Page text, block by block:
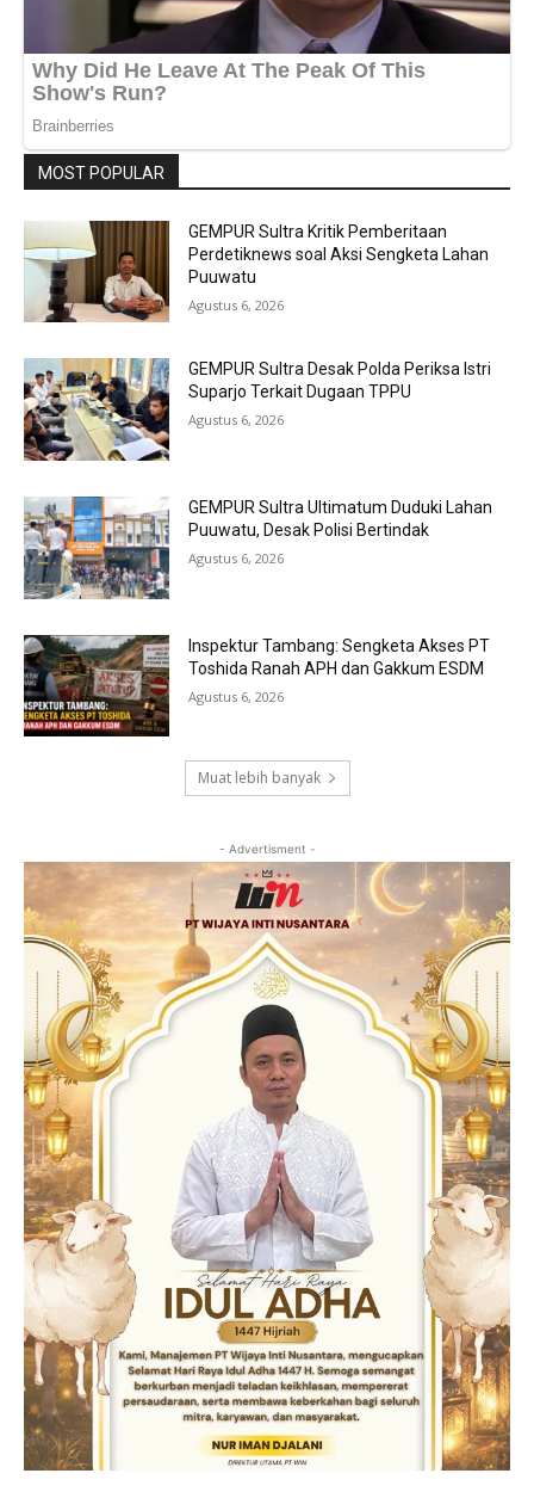
MOST POPULAR
GEMPUR Sultra Kritik Pemberitaan
Perdetiknews soal Aksi Sengketa Lahan
Puuwatu
Agustus 6, 2026
GEMPUR Sultra Desak Polda Periksa Istri
Suparjo Terkait Dugaan TPPU
Agustus 6, 2026
GEMPUR Sultra Ultimatum Duduki Lahan
Puuwatu, Desak Polisi Bertindak
Agustus 6, 2026
Inspektur Tambang: Sengketa Akses PT
Toshida Ranah APH dan Gakkum ESDM
Agustus 6, 2026
Muat lebih banyak
- Advertisment -